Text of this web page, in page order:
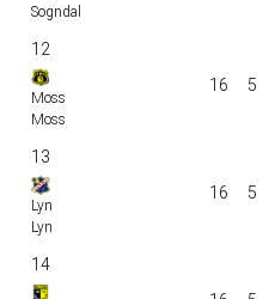
Sogndal
12
Moss
Moss
16 5
13
Lyn
Lyn
16 5
14